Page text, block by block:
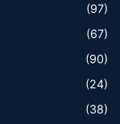
(97)
(67)
(90)
(24)
(38)